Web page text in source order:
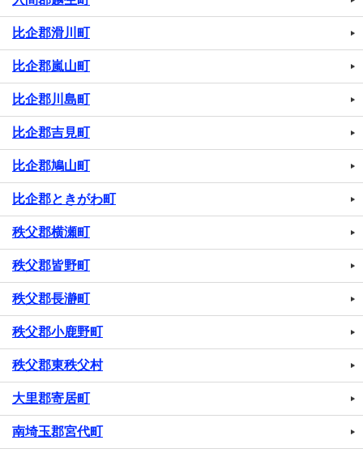
比企郡滑川町
比企郡嵐山町
比企郡川島町
比企郡吉見町
比企郡鳩山町
比企郡ときがわ町
秩父郡横瀬町
秩父郡皆野町
秩父郡長瀞町
秩父郡小鹿野町
秩父郡東秩父村
大里郡寄居町
南埼玉郡宮代町